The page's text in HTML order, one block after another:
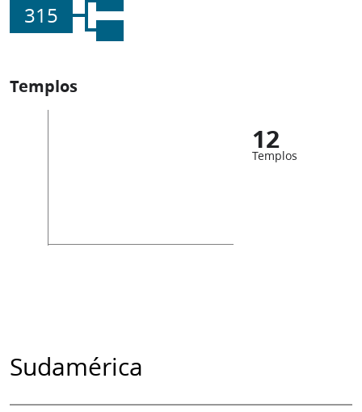
315
Templos
12
Templos
Sudamérica